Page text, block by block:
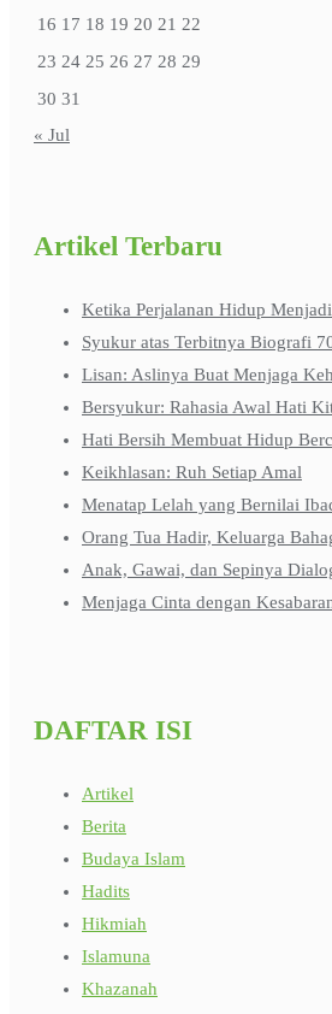
16 17 18 19 20 21 22
23 24 25 26 27 28 29
30 31
« Jul
Artikel Terbaru
Ketika Perjalanan Hidup
Syukur atas Terbitnya Biografi
Lisan: Aslinya Buat Menjaga
Bersyukur: Rahasia Awal Hati
Hati Bersih Membuat Hidup
Keikhlasan: Ruh Setiap Amal
Menatap Lelah yang Bernilai
Orang Tua Hadir, Keluarga
Anak, Gawai, dan Sepinya
Menjaga Cinta dengan
DAFTAR ISI
Artikel
Berita
Budaya Islam
Hadits
Hikmiah
Islamuna
Khazanah